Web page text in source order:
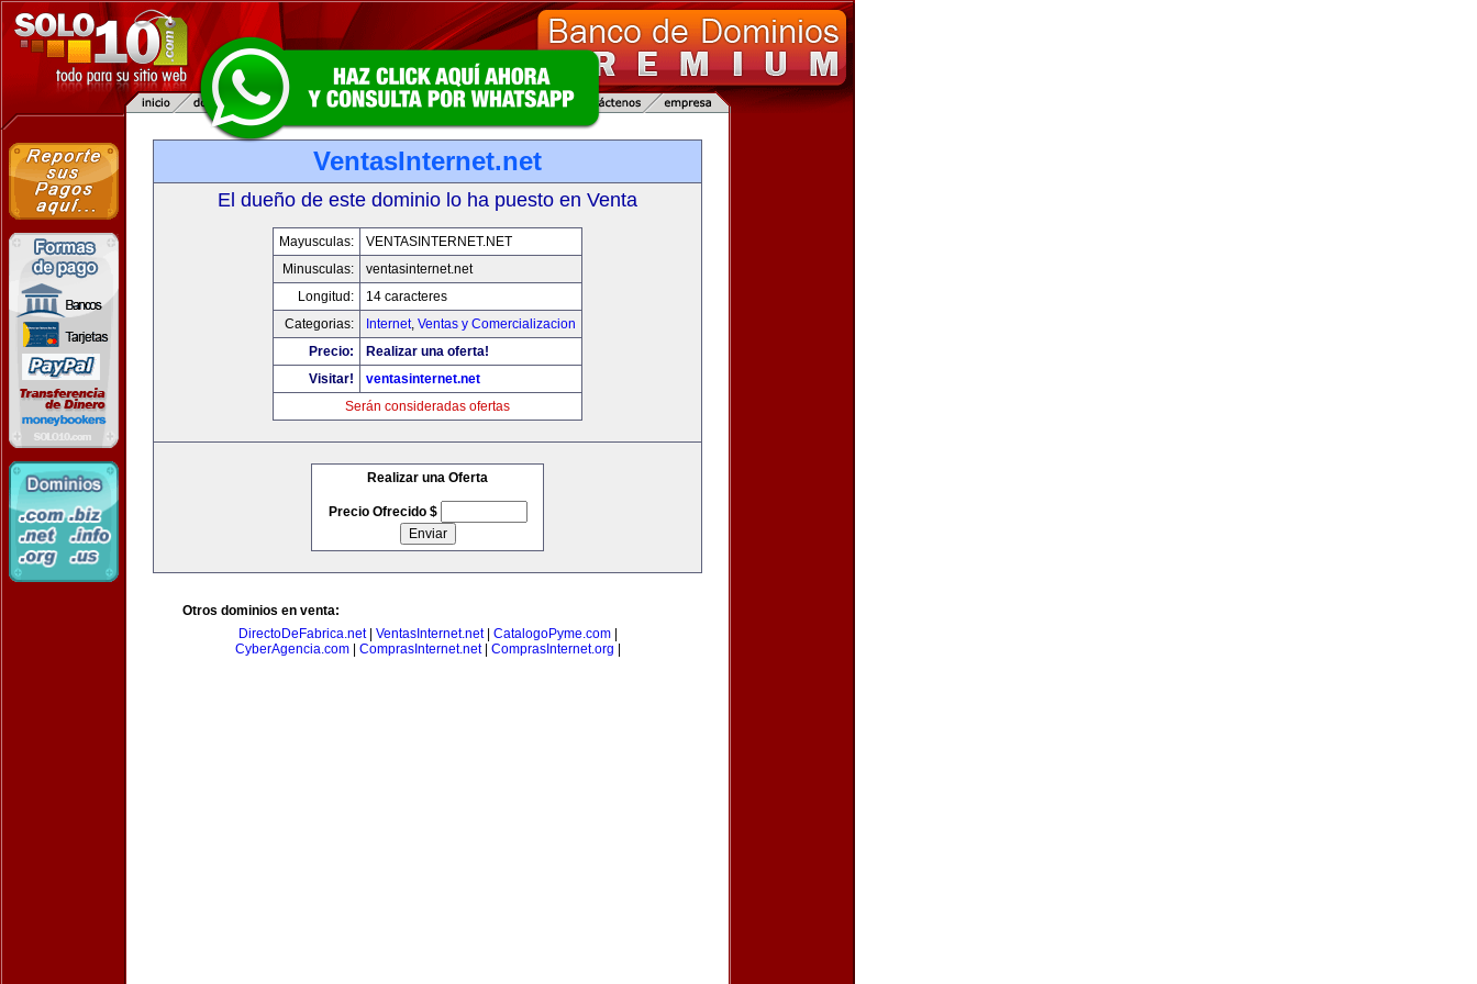
VentasInternet.net
El dueño de este dominio lo ha puesto en Venta
Mayusculas:
VENTASINTERNET.NET
Minusculas:
ventasinternet.net
Longitud:
14 caracteres
Categorias:
Internet, Ventas y Comercializacion
Precio:
Realizar una oferta!
Visitar!
ventasinternet.net
Serán consideradas ofertas
Realizar una Oferta
Precio Ofrecido $
Otros dominios en venta:
DirectoDeFabrica.net| VentasInternet.net| CatalogoPyme.com|
CyberAgencia.com| ComprasInternet.net| ComprasInternet.org